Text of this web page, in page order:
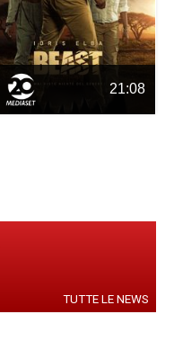
21:08
TUTTE LE NEWS